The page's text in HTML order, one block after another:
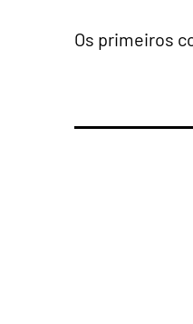
Os primeiros